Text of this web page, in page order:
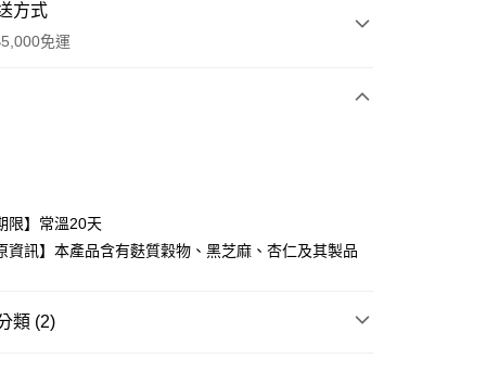
方式
免運
限】常溫20天
資訊】本產品含有麩質穀物、黑芝麻、杏仁及其製品
類 (2)